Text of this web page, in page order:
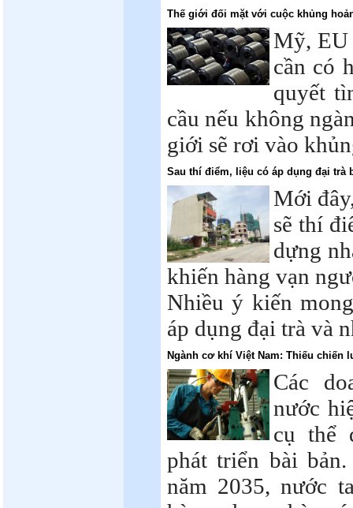
Thế giới đối mặt với cuộc khủng
Mỹ, EU
cần có
quyết
cầu nếu không
giới sẽ rơi vào
Sau thí điểm, liệu có áp dụng đại trà
Mới
sẽ thí
dựng
khiến hàng vạn
Nhiều ý kiến
áp dụng đại trà và
Ngành cơ khí Việt Nam: Thiếu chiến
Các
nước
cụ thể
phát triển bài
năm 2035, nước